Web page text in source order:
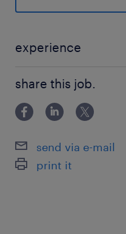
-----
スマホで簡単『電話
派遣先の特徴
環境充実の大手企業
数安定して就業してい
最寄駅
experience
操作・入力程度
share this job.
send via e-mail
print it